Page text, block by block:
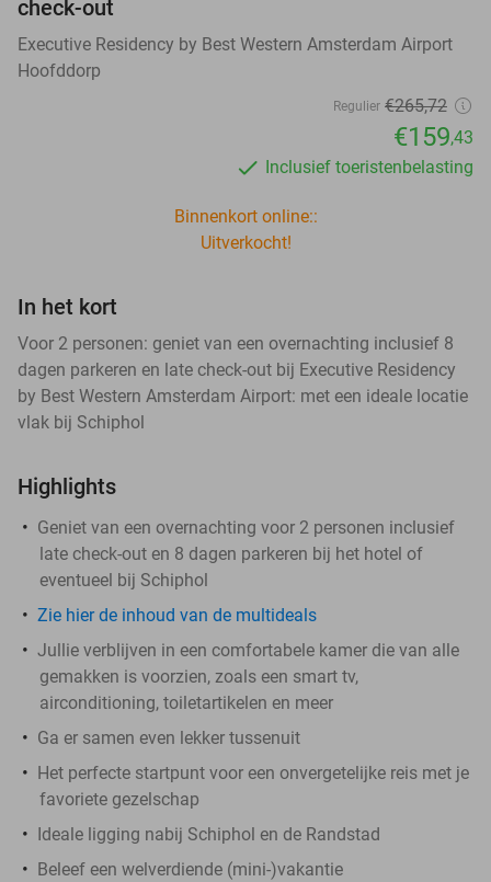
check-out
Executive Residency by Best Western Amsterdam Airport
Hoofddorp
Regulier €265,72
€159,43
Inclusief toeristenbelasting
Binnenkort online::
Uitverkocht!
In het kort
Voor 2 personen: geniet van een overnachting inclusief 8
dagen parkeren en late check-out bij Executive Residency
by Best Western Amsterdam Airport: met een ideale locatie
vlak bij Schiphol
Highlights
Geniet van een overnachting voor 2 personen inclusief
late check-out en 8 dagen parkeren bij het hotel of
eventueel bij Schiphol
Zie hier de inhoud van de multideals
Jullie verblijven in een comfortabele kamer die van alle
gemakken is voorzien, zoals een smart tv,
airconditioning, toiletartikelen en meer
Ga er samen even lekker tussenuit
Het perfecte startpunt voor een onvergetelijke reis met je
favoriete gezelschap
Ideale ligging nabij Schiphol en de Randstad
Beleef een welverdiende (mini-)vakantie